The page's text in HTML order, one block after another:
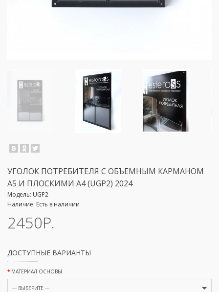
УГОЛОК ПОТРЕБИТЕЛЯ С ОБЪЕМНЫМ КАРМАНОМ
А5 И ПЛОСКИМИ А4 (UGP2) 2024
Модель: UGP2
Наличие: Есть в наличии
2450Р.
ДОСТУПНЫЕ ВАРИАНТЫ
МАТЕРИАЛ ОСНОВЫ
--- ВЫБЕРИТЕ ---